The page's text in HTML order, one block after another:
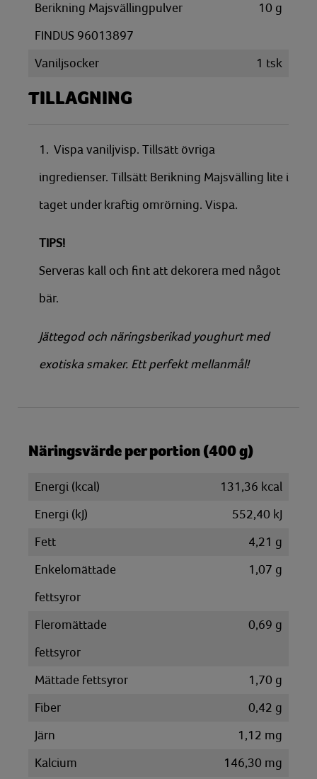
Berikning Majsvällingpulver
FINDUS 96013897
10 g
Vaniljsocker 1 tsk
TILLAGNING
1. Vispa vaniljvisp. Tillsätt övriga
ingredienser. Tillsätt Berikning Majsvälling lite i
taget under kraftig omrörning. Vispa.
TIPS!
Serveras kall och fint att dekorera med något
bär.
Jättegod och näringsberikad youghurt med
exotiska smaker. Ett perfekt mellanmål!
Näringsvärde per portion (400 g)
Energi (kcal)
131,36 kcal
Energi (kJ)
552,40 kJ
Fett
4,21 g
Enkelomättade
fettsyror
1,07 g
Fleromättade
fettsyror
0,69 g
Mättade fettsyror
1,70 g
Fiber
0,42 g
Järn
1,12 mg
Kalcium
146,30 mg